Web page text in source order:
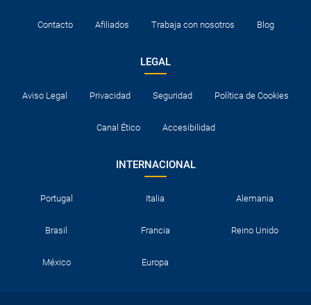
Contacto Afiliados Trabaja con nosotros Blog
LEGAL
Aviso Legal Privacidad Seguridad Política de Cookies
Canal Ético Accesibilidad
INTERNACIONAL
Portugal Italia Alemania
Brasil Francia Reino Unido
México Europa